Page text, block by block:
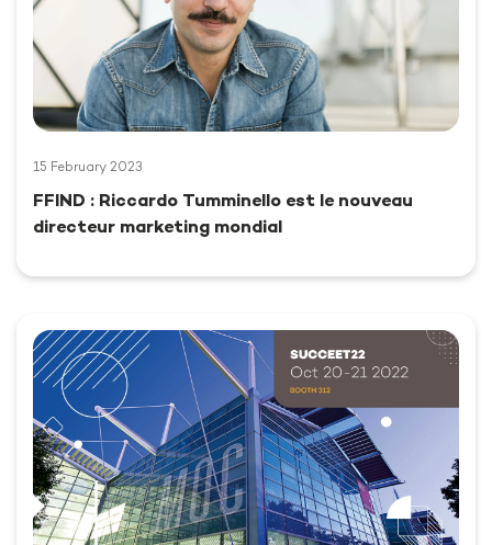
15 February 2023
FFIND : Riccardo Tumminello est le nouveau
directeur marketing mondial